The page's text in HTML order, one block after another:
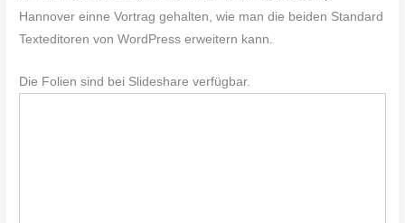
Hannover einne Vortrag gehalten, wie man die beiden Standard
Texteditoren von WordPress erweitern kann.
Die Folien sind bei Slideshare verfügbar.